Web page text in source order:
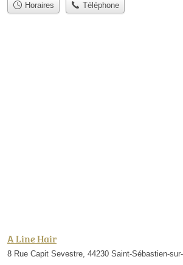
Horaires Téléphone
A Line Hair
8 Rue Capit Sevestre, 44230 Saint-Sébastien-